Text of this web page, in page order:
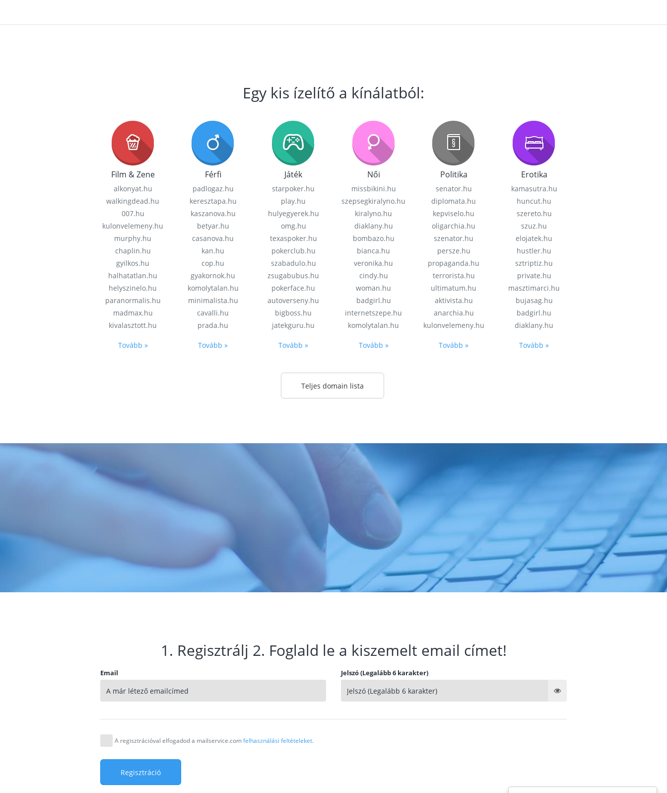
Egy kis ízelítő a kínálatból:
Film & Zene
alkonyat.hu
walkingdead.hu
007.hu
kulonvelemeny.hu
murphy.hu
chaplin.hu
gyilkos.hu
halhatatlan.hu
helyszinelo.hu
paranormalis.hu
madmax.hu
kivalasztott.hu
Tovább »
Férfi
padlogaz.hu
keresztapa.hu
kaszanova.hu
betyar.hu
casanova.hu
kan.hu
cop.hu
gyakornok.hu
komolytalan.hu
minimalista.hu
cavalli.hu
prada.hu
Tovább »
Játék
starpoker.hu
play.hu
hulyegyerek.hu
omg.hu
texaspoker.hu
pokerclub.hu
szabadulo.hu
zsugabubus.hu
pokerface.hu
autoverseny.hu
bigboss.hu
jatekguru.hu
Tovább »
Női
missbikini.hu
szepsegkiralyno.hu
kiralyno.hu
diaklany.hu
bombazo.hu
bianca.hu
veronika.hu
cindy.hu
woman.hu
badgirl.hu
internetszepe.hu
komolytalan.hu
Tovább »
Politika
senator.hu
diplomata.hu
kepviselo.hu
oligarchia.hu
szenator.hu
persze.hu
propaganda.hu
terrorista.hu
ultimatum.hu
aktivista.hu
anarchia.hu
kulonvelemeny.hu
Tovább »
Erotika
kamasutra.hu
huncut.hu
szereto.hu
szuz.hu
elojatek.hu
hustler.hu
sztriptiz.hu
private.hu
masztimarci.hu
bujasag.hu
badgirl.hu
diaklany.hu
Tovább »
Teljes domain lista
1. Regisztrálj 2. Foglald le a kiszemelt email címet!
Email Jelszó (Legalább 6 karakter)
A regisztrációval elfogadod a mailservice.comfelhasználási feltételeket.
Regisztráció